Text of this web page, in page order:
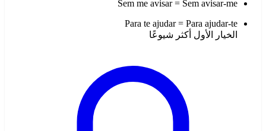
Sem me avisar = Sem avisar-me
Para te ajudar = Para ajudar-te
الخيار الأول أكثر شيوعًا